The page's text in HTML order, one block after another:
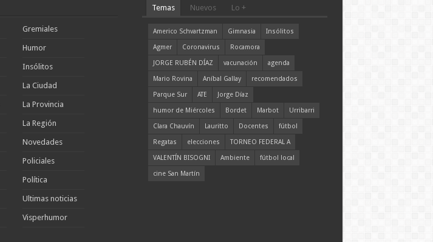
Gremiales
Humor
Insólitos
La Ciudad
La Provincia
La Región
Novedades
Policiales
Política
Ultimas noticias
Visperhumor
Temas Nuevos Lo +
Americo Schvartzman Gimnasia
Insólitos
Agmer
Coronavirus
Rocamora
JORGE RUBÉN DÍAZ
vacunación
agenda
Mario Rovina
Aníbal Gallay
recomendados
Parque Sur
ATE
Jorge Díaz
humor de Miércoles
Bordet Marbot
Urribarri
Clara Chauvín
Lauritto Docentes
fútbol
Regatas
elecciones
TORNEO FEDERAL A
VALENTÍN BISOGNI
Ambiente
fútbol local
cine San Martín